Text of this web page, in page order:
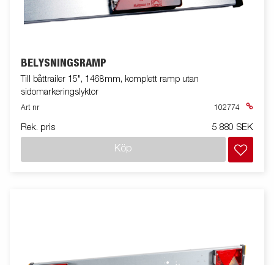
BELYSNINGSRAMP
Till båttrailer 15", 1468mm, komplett ramp utan
sidomarkeringslyktor
Art nr 102774
Rek. pris 5 880 SEK
Köp